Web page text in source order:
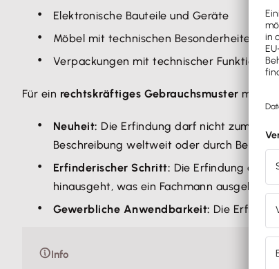
Elektronische Bauteile und Geräte
Möbel mit technischen Besonderheiten
Verpackungen mit technischer Funktion
Für ein rechtskräftiges Gebrauchsmuster
Neuheit: Die Erfindung darf nicht zum
Beschreibung weltweit oder durch
Erfinderischer Schritt: Die Erfindung darf
hinausgeht, was ein Fachmann
Gewerbliche Anwendbarkeit: Die
Info